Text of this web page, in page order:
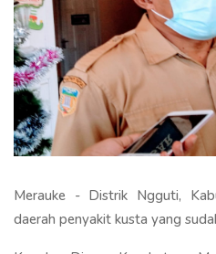
Merauke - Distrik Ngguti,
daerah penyakit kusta yang